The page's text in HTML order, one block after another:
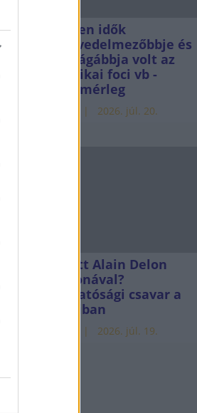
Minden idők
legjövedelmezőbbje és
legdrágábbja volt az
amerikai foci vb -
gyorsmérleg
2026. júl. 20.
Mi lett Alain Delon
vagyonával?
Adóhatósági csavar a
sztoriban
2026. júl. 19.